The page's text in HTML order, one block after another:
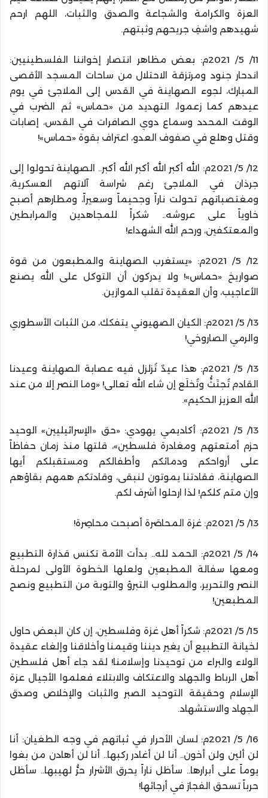
العزة والكرامة والشجاعة والصدق والثبات، اللهم ارحم
شهيدهم واشفِ جريحهم وثبتهم.
11/ 5/ 2021م: بعض مظاهر انتصار إخواننا الفلسطينيين:
اندحار جنود ومرتزقة الاحتلال من ساحات المسجد الأقصى
المبارك، لجوء الصهاينة في القدس إلى الملاجئ في يوم
عيدهم كما زعموا، التهديد من «حماس» ثم الضرب في
الوقت المحدد وسماع دوي الصافرات في القدس، إصابات
وقتل وهلع في صفوف العدو، اعتراف بقوة «حماس»!
12/ 5/ 2021م: الله أكبر الله أكبر الله أكبر.. ‏الصهاينة تحولوا إلى
جرذان في الملاجئ رغم شراسة آلاتهم العسكرية،
ومغتصباتهم تحولت ناراً وجحيماً وسعيراً، ‏ومطارهم أصبح
خاوياً على عروشه.. شكراً للمجاهدين والمرابطين
والمعتكفين، ورحم الله الشهداء!
12/ 5/ 2021م: «يستغرب الصهاينة والمطبعون من قوة
صواريخ «حماس»! ولا يدركون أن التوكل على الله يصنع
الأعاجيب، وأن العقيدة تقلب الموازين.
13/ 5/ 2021م: الكيان الصهيوني يتفكك، من الثبات الأسطوري
والرمي الصاروخي!
13/ 5/ 2021م: هذا عيدٌ تُزلزل فيه عصابة الصهاينة وعيدنا
القادم تُجتَثُّ وتُخلَع إن شاء الله تعالى! «وما النصر إلا من عند
الله العزيز الحكيم».
13/ 5/ 2021م: أكاديمي يهودي: «حق «الإسرائيليين» الوحيد
حزم أمتعتهم ومغادرة فلسطين»، قلتها منذ زمان حفاظاً
على أرواحكم ودمائكم وأطفالكم ومستقبلكم أيها
الصهاينة، فقادتنا يموتون لنبقى، وقادتكم همهم بقاؤهم
وإن متم كلكم! لذا ارحلوا أشرف لكم.
13/ 5/ 2021م: غزة المحاصَرة أصبحت محاصِرة!
14/ 5/ 2021م: الحمد لله.. بدأت الأمة تكنس قذارة التطبيع
ومعها سفالة المطبعين ولعلها الخطوة الأولى لمرحلة
النصر والتحرير، والمطلوب التبرؤ والتوبة من التطبيع ونصح
المطبعين!
15/ 5/ 2021م: شكراً أهل غزة وفلسطين، إن كان البعض حاول
لخيانة التطبيع أن يغير ديننا وقيمنا وأخلاقنا وإلغاء عقيدة
الولاء والبراء من توحيدنا وإسلامنا! لقد جاء أهل فلسطين
أهل الرباط والجهاد والاعتكاف والابتلاء فعلموا الأجيال عزة
الإسلام وحقيقة التوحيد الصبر والثبات والإخلاص وصدق
الجهاد والاستشهاد.
16/ 5/ 2021م: لسان الأحرار في ثباتهم في وجه الطغيان: أنا
لن ألين ولن أخون.. أنا لن أغادر ركبها.. أنا لن أهادن من بغوا
‏يوماً على أبرارها.. سأظل ناراً يحرق الأشرار حرُّ لهيبها.. سأظل
حرباً تسحق الفجارَ في أرجائها!